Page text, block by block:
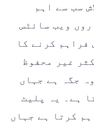
سب سے اہم
ویب سائٹس
فراہم کرنے کا
غیر محفوظ
جگہ ہے جہاں
ہے۔ یہ پلیٹ
کرتا ہے جہاں